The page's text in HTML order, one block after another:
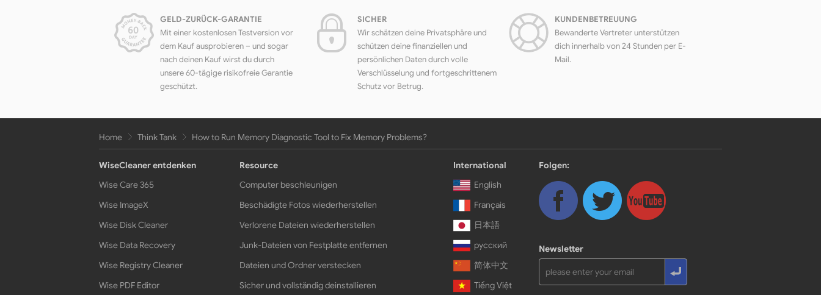
GELD-ZURÜCK-GARANTIE
Mit einer kostenlosen Testversion vor
dem Kauf ausprobieren – und sogar
nach deinen Kauf wirst du durch
unsere 60-tägige risikofreie Garantie
geschützt.
SICHER
Wir schätzen deine Privatsphäre und
schützen deine finanziellen und
persönlichen Daten durch volle
Verschlüsselung und fortgeschrittenem
Schutz vor Betrug.
KUNDENBETREUUNG
Bewanderte Vertreter unterstützen
dich innerhalb von 24 Stunden per E-
Mail.
Home Think Tank How to Run Memory Diagnostic Tool to Fix Memory Problems?
WiseCleaner entdenken
Wise Care 365
Wise ImageX
Wise Disk Cleaner
Wise Data Recovery
Wise Registry Cleaner
Wise PDF Editor
Resource
Computer beschleunigen
Beschädigte Fotos wiederherstellen
Verlorene Dateien wiederherstellen
Junk-Dateien von Festplatte entfernen
Dateien und Ordner verstecken
Sicher und vollständig deinstallieren
International
English
Français
日本語
русский
简体中文
Tiếng Việt
Folgen:
Newsletter